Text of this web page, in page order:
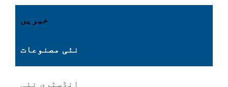
خبریں
نئی مصنوعات
انڈسٹری نئی